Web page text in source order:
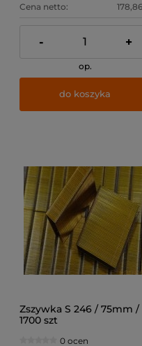
Cena netto:
- +
op.
do koszyka
Zszywka S 246 / 75mm /
1700 szt
0 ocen